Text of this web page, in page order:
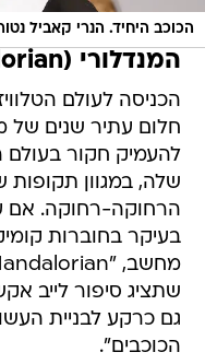
הכוכב היחיד. הנרי קאביל
המנדלורי (The Mandalorian; דיסני+)
הכניסה לעולם
חלום עתיר שנים של
להעמיק חקור בעולם
שלה, במגוון תקופות
הרחוקה-רחוקה. אם
בעיקר בחוברות
שתציג סיפור לייב
גם כרקע לבניית
הכוכבים".